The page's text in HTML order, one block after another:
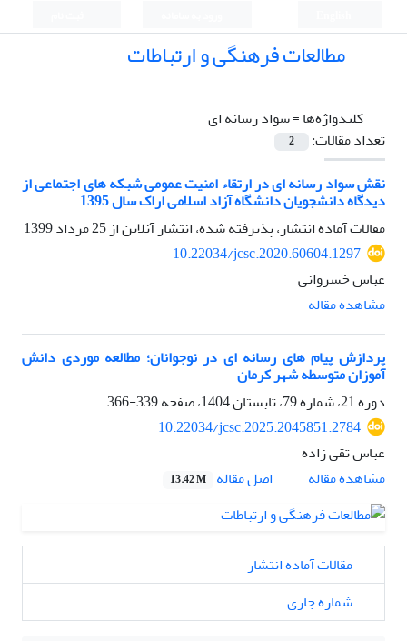
مطالعات فرهنگی و ارتباطات
کلیدواژه‌ها =سواد رسانه ای
تعداد مقالات:
2
نقش سواد رسانه ای در ارتقاء امنیت عمومی شبکه های اجتماعی از
دیدگاه دانشجویان دانشگاه آزاد اسلامی اراک سال 1395
مقالات آماده انتشار، پذیرفته شده، انتشار آنلاین از25 مرداد 1399
10.22034/jcsc.2020.60604.1297
عباس خسروانی
مشاهده مقاله
پردازش پیام های رسانه ای در نوجوانان؛ مطالعه موردی دانش
آموزان متوسطه شهر کرمان
دوره 21، شماره 79، تابستان 1404، صفحه
339-366
10.22034/jcsc.2025.2045851.2784
عباس تقی زاده
مشاهده مقاله
اصل مقاله 13.42 M
مقالات آماده انتشار
شماره جاری